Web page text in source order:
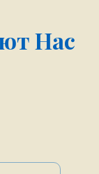
Нас